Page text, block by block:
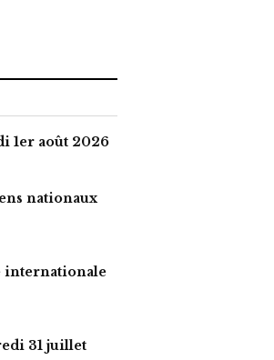
1er août 2026
nationaux
internationale
31 juillet